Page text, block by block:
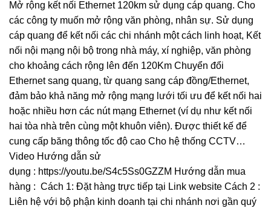
Mở rộng kết nối Ethernet 120km sử dụng cáp quang. Cho
các công ty muốn mở rộng văn phòng, nhân sự. Sử dụng
cáp quang để kết nối các chi nhánh một cách linh hoạt, Kết
nối nội mạng nội bộ trong nhà máy, xí nghiệp, văn phòng
cho khoảng cách rộng lên đến 120Km Chuyển đổi
Ethernet sang quang, từ quang sang cáp đồng/Ethernet,
đảm bảo khả năng mở rộng mạng lưới tối ưu để kết nối hai
hoặc nhiều hơn các nút mạng Ethernet (ví dụ như kết nối
hai tòa nhà trên cùng một khuôn viên). Được thiết kế để
cung cấp băng thông tốc độ cao Cho hệ thống CCTV…
Video Hướng dẫn sử
dụng : https://youtu.be/S4c5Ss0GZZM Hướng dẫn mua
hàng : Cách 1: Đặt hàng trực tiếp tại Link website Cách 2 :
Liên hệ với bộ phận kinh doanh tại chi nhánh nơi gần quý